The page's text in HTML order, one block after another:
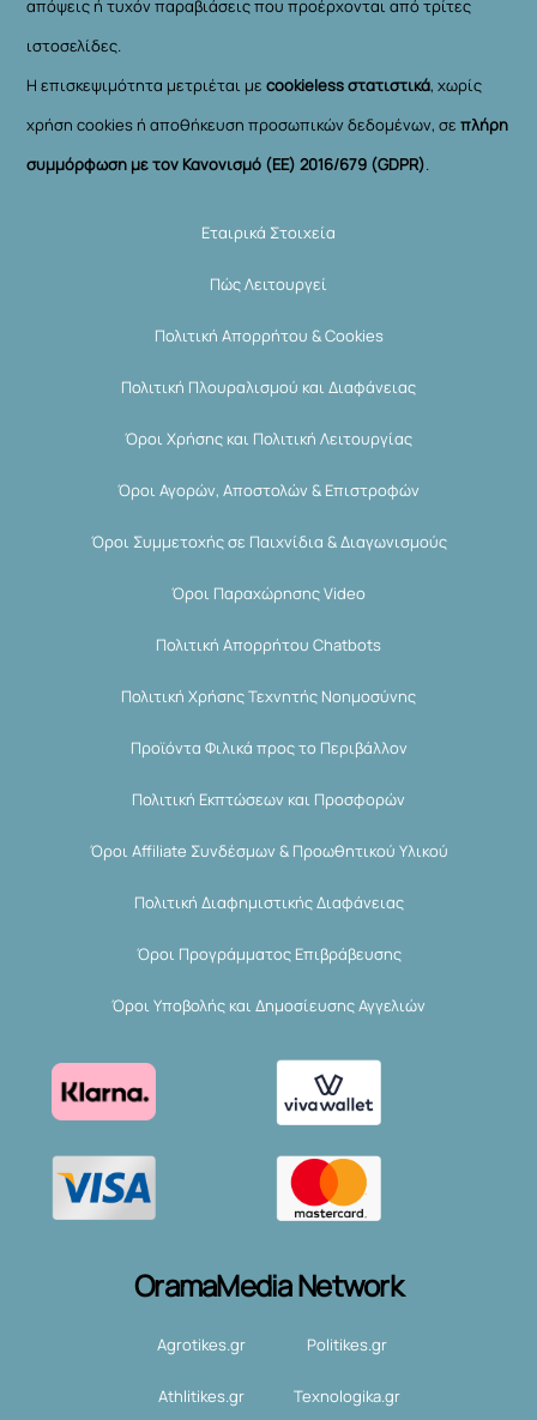
απόψεις ή τυχόν παραβιάσεις που προέρχονται από τρίτες
ιστοσελίδες.
Η επισκεψιμότητα μετριέται μεcookieless στατιστικά, χωρίς
χρήση cookies ή αποθήκευση προσωπικών δεδομένων, σεπλήρη
συμμόρφωση με τον Κανονισμό (ΕΕ) 2016/679 (GDPR).
Εταιρικά Στοιχεία
Πώς Λειτουργεί
Πολιτική Απορρήτου & Cookies
Πολιτική Πλουραλισμού και Διαφάνειας
Όροι Χρήσης και Πολιτική Λειτουργίας
Όροι Αγορών, Αποστολών & Επιστροφών
Όροι Συμμετοχής σε Παιχνίδια & Διαγωνισμούς
Όροι Παραχώρησης Video
Πολιτική Απορρήτου Chatbots
Πολιτική Χρήσης Τεχνητής Νοημοσύνης
Προϊόντα Φιλικά προς το Περιβάλλον
Πολιτική Εκπτώσεων και Προσφορών
Όροι Affiliate Συνδέσμων & Προωθητικού Υλικού
Πολιτική Διαφημιστικής Διαφάνειας
Όροι Προγράμματος Επιβράβευσης
Όροι Υποβολής και Δημοσίευσης Αγγελιών
OramaMedia Network
Agrotikes.gr Politikes.gr
Athlitikes.gr Texnologika.gr